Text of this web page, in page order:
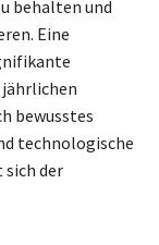
behalten und
Eine
bewusstes
technologische
der